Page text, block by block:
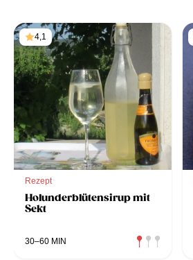
4,1
Rezept
Holunderblütensirup mit
Sekt
30–60 MIN